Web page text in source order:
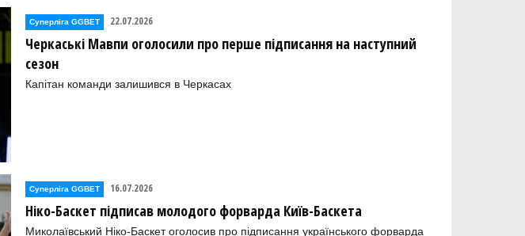
Суперліга GGBET 22.07.2026
Черкаські Мавпи оголосили про перше підписання на наступний
сезон
Капітан команди залишився в Черкасах
Суперліга GGBET 16.07.2026
Ніко-Баскет підписав молодого форварда Київ-Баскета
Миколаївський Ніко-Баскет оголосив про підписання українського форварда